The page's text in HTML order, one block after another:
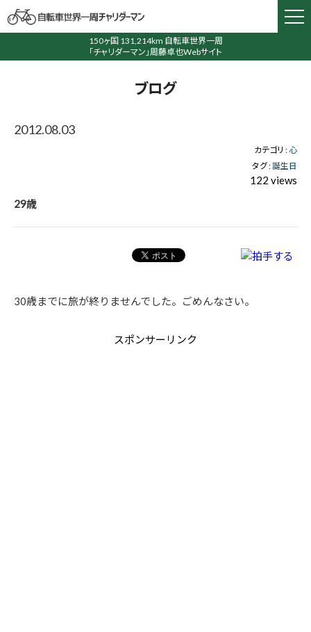
150ヶ国 131,214km 自転車世界一周
「チャリダーマン」周藤卓也Webサイト
ブログ
2012.08.03
カテゴリ :心
タグ :誕生日
122 views
29歳
30歳までに旅が終りませんでした。ごめんなさい。
スポンサーリンク